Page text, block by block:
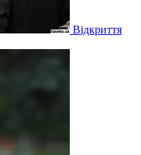
Відкриття